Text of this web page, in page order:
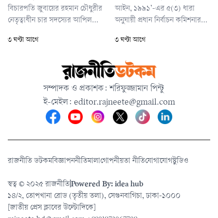
বিচারপতি জুবায়ের রহমান চৌধুরীর
নেতৃত্বাধীন চার সদস্যের আপিল
বেঞ্চের অন্য সদস্যরা হলেন
বিচারপতি এস এম এমদাদুল হক ও
বিচারপতি ফারাহ মাহবুব।
৩ ঘণ্টা আগে
আইন, ১৯৯১’-এর ৫(৩) ধারা
অনুযায়ী প্রধান নির্বাচন কমিশনার
সাপেক্ষে এই সময়সূচি চূড়ান্ত
ভবন ও জাতীয় সংসদ অধিবেশনে
নির্ধারিত সময় অনুযায়ী সার্বিক
নির্বাচনী প্রক্রিয়া সম্পন্ন হবে।
৩ ঘণ্টা আগে
সম্পাদক ও প্রকাশক: শরিফুজ্জামান পিন্টু
ই-মেইল: editor.rajneete@gmail.com
রাজনীতি ডটকমবিজ্ঞাপননীতিমালাগোপনীয়তা নীতিযোগাযোগস্টুডিও
স্বত্ব © ২০২৫ রাজনীতিPowered By: idea hub
১৪/২, তোপখানা রোড (তৃতীয় তলা), সেগুনবাগিচা, ঢাকা-১০০০
[জাতীয় প্রেস ক্লাবের উল্টোদিকে]